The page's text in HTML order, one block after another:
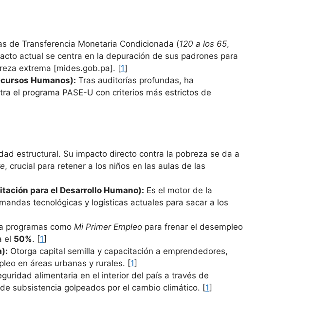
de Transferencia Monetaria Condicionada (120 a los 65,
actual se centra en la depuración de sus padrones para
extrema [mides.gob.pa]. [1]
Humanos): Tras auditorías profundas, ha
el programa PASE-U con criterios más estrictos de
estructural. Su impacto directo contra la pobreza se da a
, crucial para retener a los niños en las aulas de las
para el Desarrollo Humano): Es el motor de la
tecnológicas y logísticas actuales para sacar a los
programas como Mi Primer Empleo para frenar el desempleo
el 50%. [1]
Otorga capital semilla y capacitación a emprendedores,
en áreas urbanas y rurales. [1]
alimentaria en el interior del país a través de
subsistencia golpeados por el cambio climático. [1]